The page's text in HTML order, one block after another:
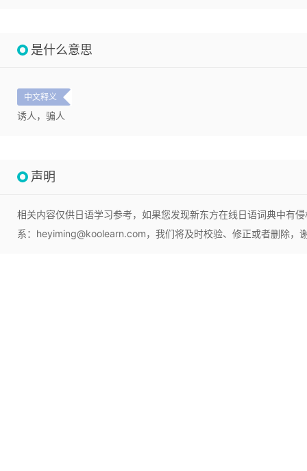
是什么意思
中文释义
诱人，骗人
声明
相关内容仅供日语学习参考，如果您发现新东方在线日语词典中有
系：heyiming@koolearn.com，我们将及时校验、修正或者删除，